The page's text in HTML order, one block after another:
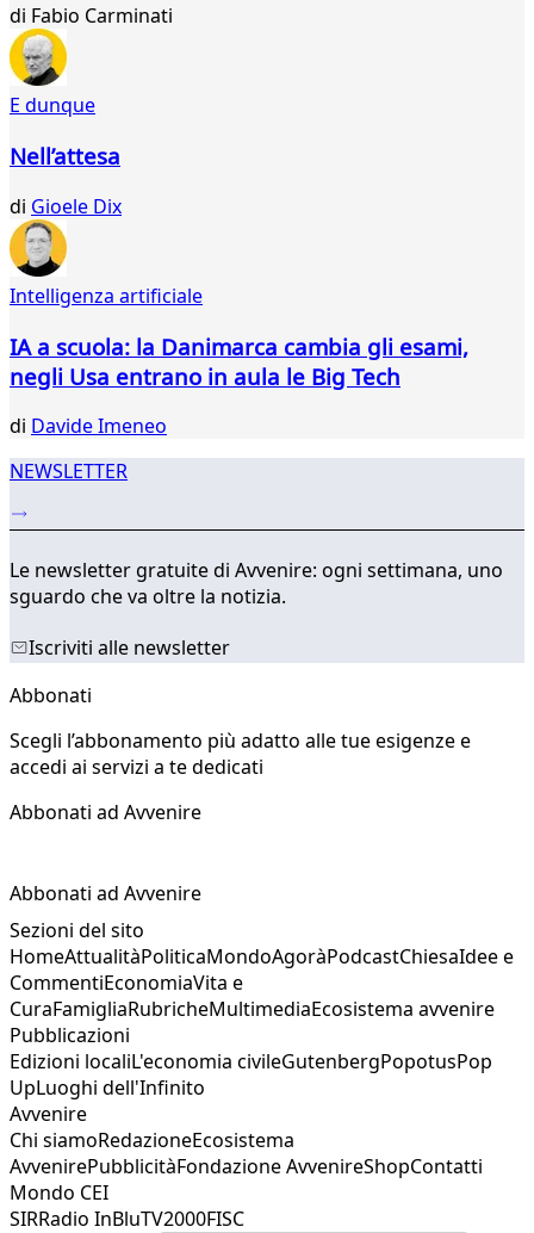
di Fabio Carminati
E dunque
Nell’attesa
di Gioele Dix
Intelligenza artificiale
IA a scuola: la Danimarca cambia gli esami,
negli Usa entrano in aula le Big Tech
di Davide Imeneo
NEWSLETTER
Le newsletter gratuite di Avvenire: ogni settimana, uno
sguardo che va oltre la notizia.
Iscriviti alle newsletter
Abbonati
Scegli l’abbonamento più adatto alle tue esigenze e
accedi ai servizi a te dedicati
Abbonati ad Avvenire
Abbonati ad Avvenire
Sezioni del sito
HomeAttualitàPoliticaMondoAgoràPodcastChiesaIdee e
CommentiEconomiaVita e
CuraFamigliaRubricheMultimediaEcosistema avvenire
Pubblicazioni
Edizioni localiL'economia civileGutenbergPopotusPop
UpLuoghi dell'Infinito
Avvenire
Chi siamoRedazioneEcosistema
AvvenirePubblicitàFondazione AvvenireShopContatti
Mondo CEI
SIRRadio InBluTV2000FISC